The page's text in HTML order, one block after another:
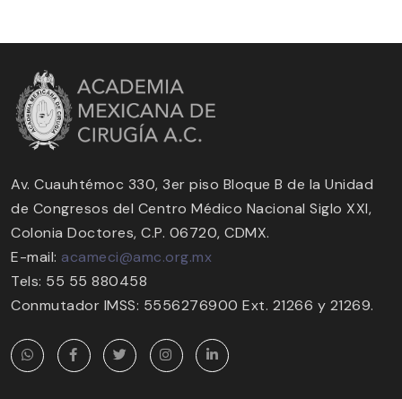
Av. Cuauhtémoc 330, 3er piso Bloque B de la Unidad
de Congresos del Centro Médico Nacional Siglo XXI,
Colonia Doctores, C.P. 06720, CDMX.
E-mail: acameci@amc.org.mx
Tels: 55 55 880458
Conmutador IMSS: 5556276900 Ext. 21266 y 21269.